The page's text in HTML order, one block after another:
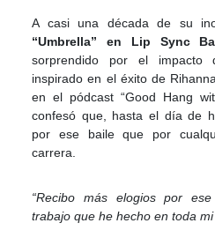
A casi una década de su
“Umbrella” en Lip Sync
sorprendido por el impacto
inspirado en el éxito de
en el pódcast “Good Hang
confesó que, hasta el día de
por ese baile que por
carrera.
“Recibo más elogios por
trabajo que he hecho en toda mi